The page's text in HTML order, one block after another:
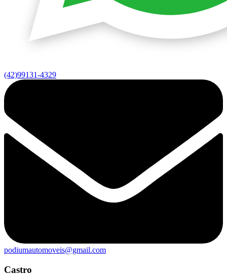
(42)99131-4329
podiumautomoveis@gmail.com
Castro